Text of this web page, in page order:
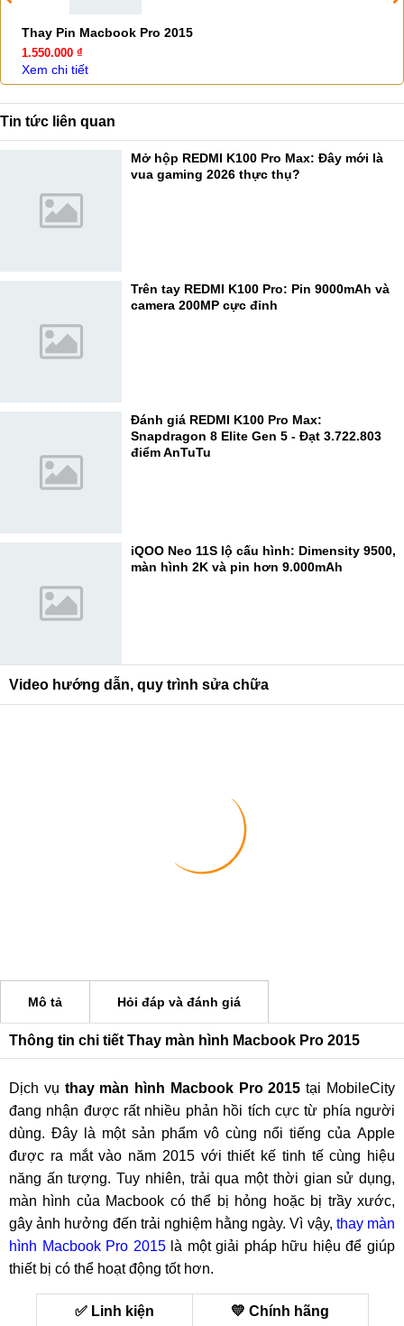
Thay Pin Macbook Pro 2015
1.550.000 ₫
Xem chi tiết
Tin tức liên quan
Mở hộp REDMI K100 Pro Max: Đây mới là
vua gaming 2026 thực thụ?
Trên tay REDMI K100 Pro: Pin 9000mAh và
camera 200MP cực đỉnh
Đánh giá REDMI K100 Pro Max:
Snapdragon 8 Elite Gen 5 - Đạt 3.722.803
điểm AnTuTu
iQOO Neo 11S lộ cấu hình: Dimensity 9500,
màn hình 2K và pin hơn 9.000mAh
Video hướng dẫn, quy trình sửa chữa
Mô tả Hỏi đáp và đánh giá
Thông tin chi tiết Thay màn hình Macbook Pro 2015
Dịch vụ thay màn hình Macbook Pro 2015 tại MobileCity
đang nhận được rất nhiều phản hồi tích cực từ phía người
dùng. Đây là một sản phẩm vô cùng nổi tiếng của Apple
được ra mắt vào năm 2015 với thiết kế tinh tế cùng hiệu
năng ấn tượng. Tuy nhiên, trải qua một thời gian sử dụng,
màn hình của Macbook có thể bị hỏng hoặc bị trầy xước,
gây ảnh hưởng đến trải nghiệm hằng ngày. Vì vậy, thay màn
hình Macbook Pro 2015là một giải pháp hữu hiệu để giúp
thiết bị có thể hoạt động tốt hơn.
✅ Linh kiện 💛 Chính hãng